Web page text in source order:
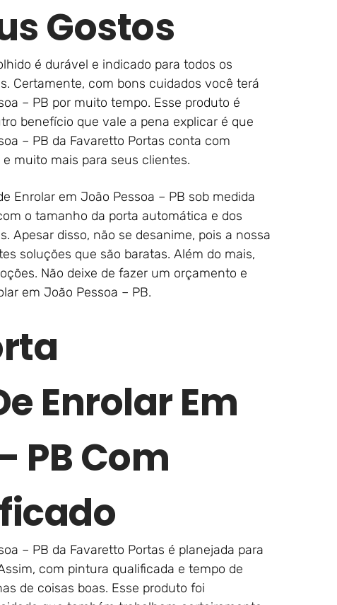
Gostos
é durável e indicado para todos os
Certamente, com bons cuidados você terá
– PB por muito tempo. Esse produto é
benefício que vale a pena explicar é que
– PB da Favaretto Portas conta com
muito mais para seus clientes.
Enrolar em João Pessoa – PB sob medida
o tamanho da porta automática e dos
Apesar disso, não se desanime, pois a nossa
soluções que são baratas. Além do mais,
Não deixe de fazer um orçamento e
em João Pessoa – PB.
Enrolar Em
PB Com
– PB da Favaretto Portas é planejada para
com pintura qualificada e tempo de
de coisas boas. Esse produto foi